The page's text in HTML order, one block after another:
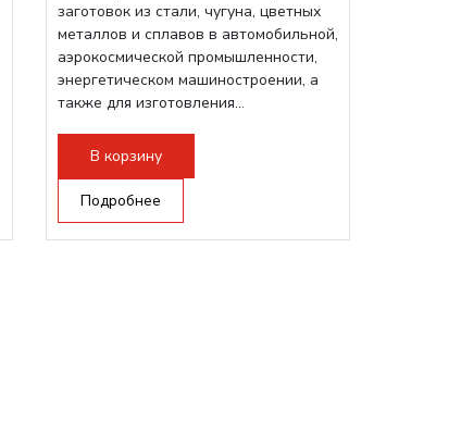
заготовок из стали, чугуна, цветных
металлов и сплавов в автомобильной,
аэрокосмической промышленности,
энергетическом машиностроении, а
также для изготовления...
В корзину
Подробнее